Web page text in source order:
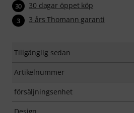
30 30 dagar öppet köp
3 3 års Thomann garanti
Tillgänglig sedan
Artikelnummer
försäljningsenhet
Design